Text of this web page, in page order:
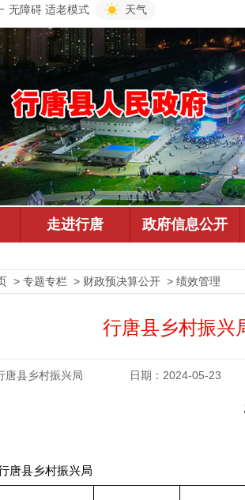
无障碍 适老模式 天气
> 专题专栏 > 财政预决算公开 > 绩效管理
行唐县乡村振兴
唐县乡村振兴局 日期：2024-05-23
唐县乡村振兴局